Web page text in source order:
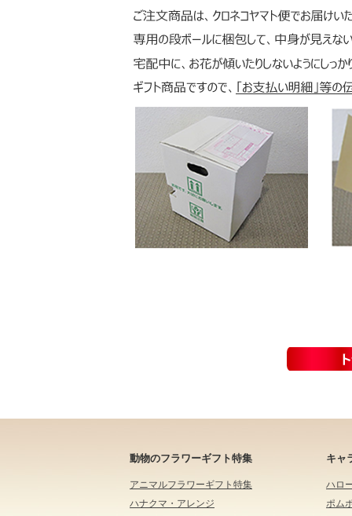
動物のフラワーギフト特集 キャ
アニマルフラワーギフト特集
ハナクマ・アレンジ
ハロ
ポム